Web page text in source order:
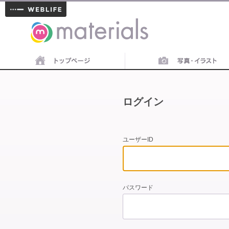
materials
ログイン
ユーザーID
パスワード